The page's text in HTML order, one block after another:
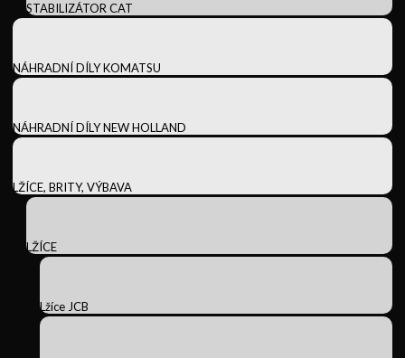
STABILIZÁTOR CAT
NÁHRADNÍ DÍLY KOMATSU
NÁHRADNÍ DÍLY NEW HOLLAND
LŽÍCE, BRITY, VÝBAVA
LŽÍCE
Lžíce JCB